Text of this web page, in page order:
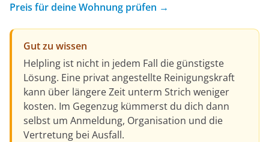
Preis für deine Wohnung prüfen →
Gut zu wissen
Helpling ist nicht in jedem Fall die günstigste
Lösung. Eine privat angestellte Reinigungskraft
kann über längere Zeit unterm Strich weniger
kosten. Im Gegenzug kümmerst du dich dann
selbst um Anmeldung, Organisation und die
Vertretung bei Ausfall.